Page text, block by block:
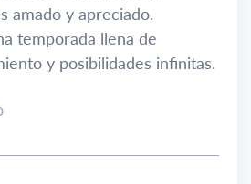
amado y apreciado.
temporada llena de
y posibilidades infinitas.